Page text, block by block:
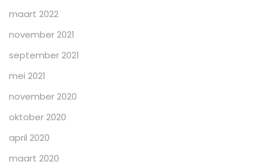
maart 2022
november 2021
september 2021
mei 2021
november 2020
oktober 2020
april 2020
maart 2020